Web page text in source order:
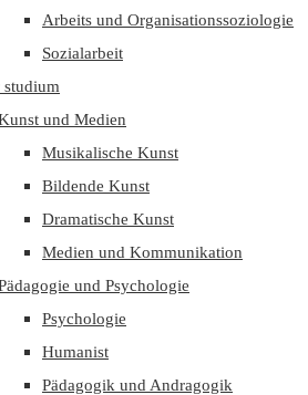
Arbeits und Organisationssoziologie
Sozialarbeit
studium
und Medien
Musikalische Kunst
Bildende Kunst
Dramatische Kunst
Medien und Kommunikation
und Psychologie
Psychologie
Humanist
Pädagogik und Andragogik